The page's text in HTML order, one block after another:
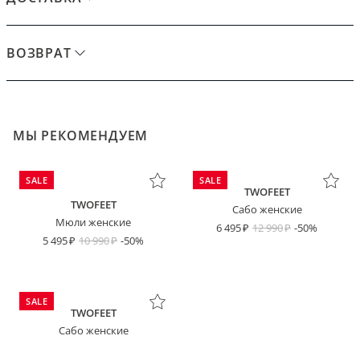
ВОЗВРАТ
МЫ РЕКОМЕНДУЕМ
SALE
TWOFEET
Мюли женские
5 495
10 990 -50%
SALE
TWOFEET
Сабо женские
6 495
12 990 -50%
SALE
TWOFEET
Сабо женские